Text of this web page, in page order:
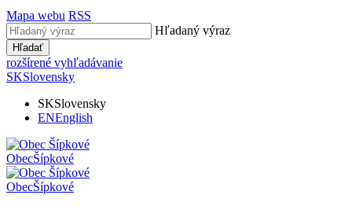
Mapa webu RSS
Hľadaný výraz
Hľadať
rozšírené vyhľadávanie
SKSlovensky
SKSlovensky
ENEnglish
ObecŠípkové
ObecŠípkové